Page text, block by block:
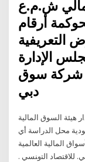
ش.م.ع
أرقام
التعريفية
الإدارة
شركة سوق
دبي
هيئة السوق المالية
محل الدراسة أي
المالية العالمية
ﻟﻼﻗﺘﺼﺎﺩ ﺍﻟﺘﻭﻨﺴﻲ .